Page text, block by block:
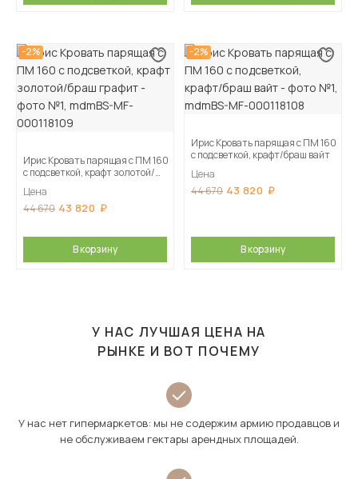
-2%
Ирис Кровать парящая с ПМ 160
с подсветкой, крафт золотой/
Цена
44 670 43 820
В корзину
-2%
Ирис Кровать парящая с ПМ 160
с подсветкой, крафт/браш вайт
Цена
44 670 43 820
В корзину
У НАС ЛУЧШАЯ ЦЕНА НА
РЫНКЕ И ВОТ ПОЧЕМУ
У нас нет гипермаркетов: мы не содержим армию продавцов и
не обслуживаем гектары арендных площадей.